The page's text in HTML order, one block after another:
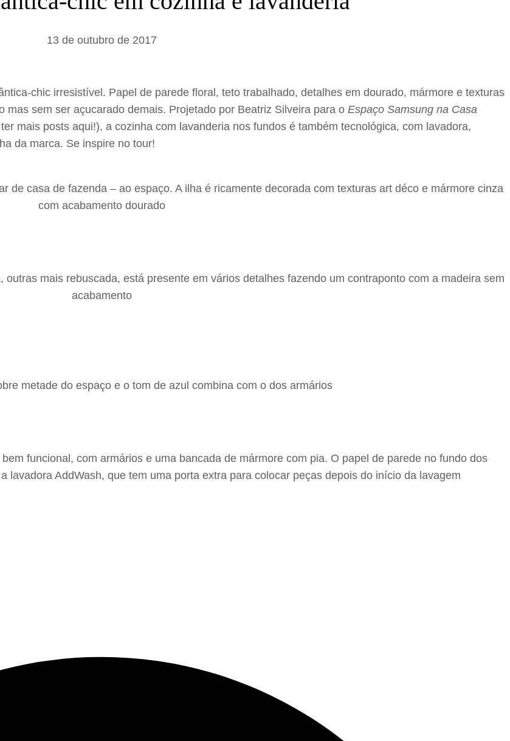
a
13 de outubro de 2017
chic irresistível. Papel de parede floral, teto trabalhado, detalhes em dourado, mármore e texturas
sem ser açucarado demais. Projetado por Beatriz Silveira para o Espaço Samsung na Casa
mais posts aqui!), a cozinha com lavanderia nos fundos é também tecnológica, com lavadora,
da marca. Se inspire no tour!
de casa de fazenda – ao espaço. A ilha é ricamente decorada com texturas art déco e mármore cinza
com acabamento dourado
mais rebuscada, está presente em vários detalhes fazendo um contraponto com a madeira sem
acabamento
metade do espaço e o tom de azul combina com o dos armários
funcional, com armários e uma bancada de mármore com pia. O papel de parede no fundo dos
lavadora AddWash, que tem uma porta extra para colocar peças depois do início da lavagem